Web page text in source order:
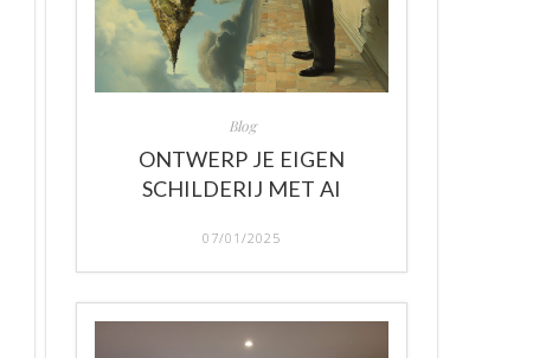
Blog
ONTWERP JE EIGEN
SCHILDERIJ MET AI
07/01/2025